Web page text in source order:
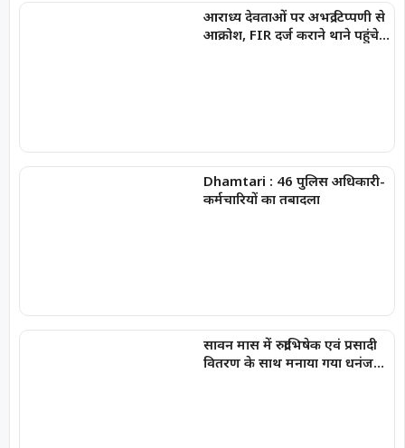
आराध्य देवताओं पर अभद्र टिप्पणी से
आक्रोश, FIR दर्ज कराने थाने पहुंचे
Dhamtari : 46 पुलिस अधिकारी-
कर्मचारियों का तबादला
सावन मास में रुद्राभिषेक एवं प्रसादी
वितरण के साथ मनाया गया धनंजय